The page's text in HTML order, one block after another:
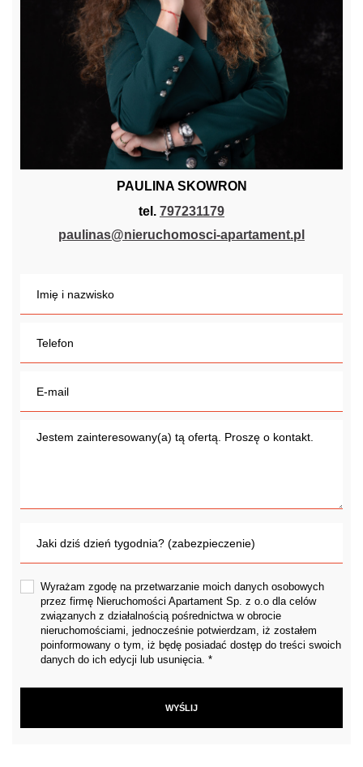
PAULINA SKOWRON
tel. 797231179
paulinas@nieruchomosci-apartament.pl
Wyrażam zgodę na przetwarzanie moich danych osobowych
przez firmę Nieruchomości Apartament Sp. z o.o dla celów
związanych z działalnością pośrednictwa w obrocie
nieruchomościami, jednocześnie potwierdzam, iż zostałem
poinformowany o tym, iż będę posiadać dostęp do treści swoich
danych do ich edycji lub usunięcia. *